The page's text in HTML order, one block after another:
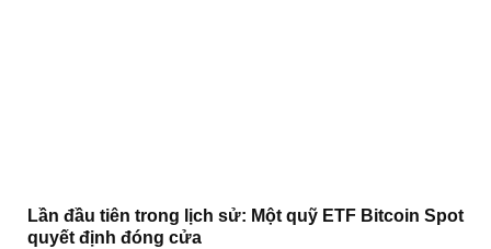
Lần đầu tiên trong lịch sử: Một quỹ ETF Bitcoin Spot
quyết định đóng cửa